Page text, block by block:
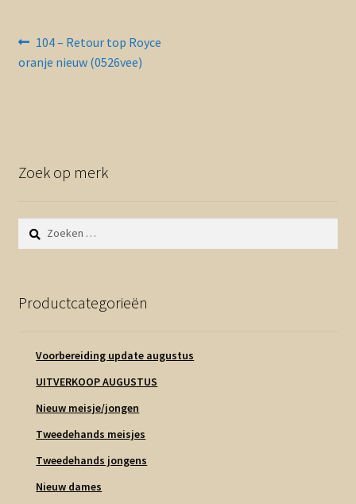
Bericht
navigatie
Vorig
bericht:
104 – Retour top Royce
oranje nieuw (0526vee)
Zoek op merk
Zoeken
naar:
Productcategorieën
Voorbereiding update augustus
UITVERKOOP AUGUSTUS
Nieuw meisje/jongen
Tweedehands meisjes
Tweedehands jongens
Nieuw dames